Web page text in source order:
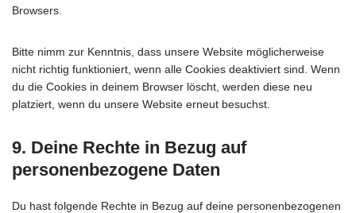
Browsers.
Bitte nimm zur Kenntnis, dass unsere Website möglicherweise
nicht richtig funktioniert, wenn alle Cookies deaktiviert sind. Wenn
du die Cookies in deinem Browser löscht, werden diese neu
platziert, wenn du unsere Website erneut besuchst.
9. Deine Rechte in Bezug auf
personenbezogene Daten
Du hast folgende Rechte in Bezug auf deine personenbezogenen